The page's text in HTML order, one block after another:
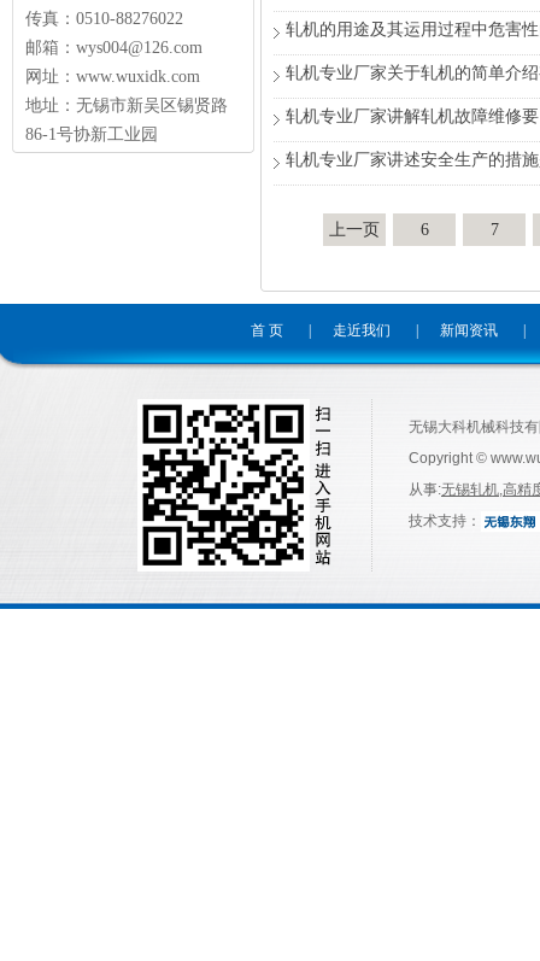
传真：0510-88276022
邮箱：wys004@126.com
网址：www.wuxidk.com
地址：无锡市新吴区锡贤路
86-1号协新工业园
轧机的用途及其运用过程中危害
轧机专业厂家关于轧机的简单介
轧机专业厂家讲解轧机故障维修
轧机专业厂家讲述安全生产的措
上一页 6 7
首 页 走近我们 新闻资讯
无锡大科机械科技
Copyright ©
从事:无锡轧机,高精
技术支持：